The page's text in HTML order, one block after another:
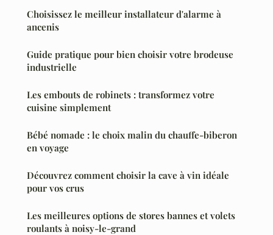
Choisissez le meilleur installateur d'alarme à
ancenis
Guide pratique pour bien choisir votre brodeuse
industrielle
Les embouts de robinets : transformez votre
cuisine simplement
Bébé nomade : le choix malin du chauffe-biberon
en voyage
Découvrez comment choisir la cave à vin idéale
pour vos crus
Les meilleures options de stores bannes et volets
roulants à noisy-le-grand